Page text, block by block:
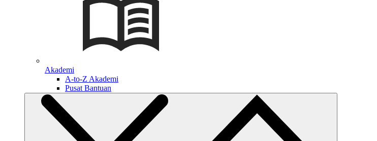
Akademi
A-to-Z Akademi
Pusat Bantuan